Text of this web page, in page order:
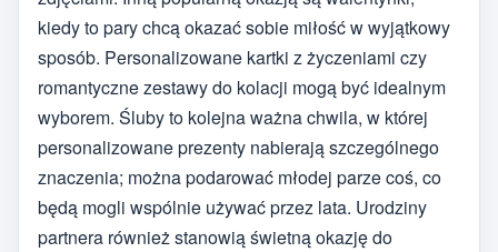
kiedy to pary chcą okazać sobie miłość w wyjątkowy
sposób. Personalizowane kartki z życzeniami czy
romantyczne zestawy do kolacji mogą być idealnym
wyborem. Śluby to kolejna ważna chwila, w której
personalizowane prezenty nabierają szczególnego
znaczenia; można podarować młodej parze coś, co
będą mogli wspólnie używać przez lata. Urodziny
partnera również stanowią świetną okazję do